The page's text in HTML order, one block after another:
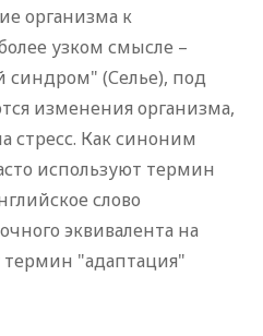
организма к
узком смысле –
(Селье), под
изменения организма,
стресс. Как синоним
используют термин
слово
эквивалента на
термин "адаптация"